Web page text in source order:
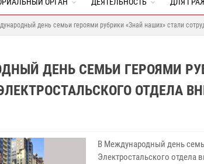
день семьи героями рубрики «Знай наших» стали
ДЕНЬ СЕМЬИ ГЕРОЯМИ
ОТДЕЛА
В Международный день
Электростальского